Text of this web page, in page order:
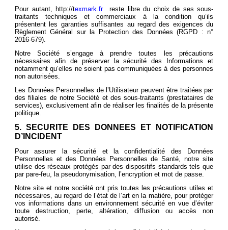
Pour autant, http://texmark.fr reste libre du choix de ses sous-
traitants techniques et commerciaux à la condition qu’ils
présentent les garanties suffisantes au regard des exigences du
Règlement Général sur la Protection des Données (RGPD : n°
2016-679).
Notre Société s’engage à prendre toutes les précautions
nécessaires afin de préserver la sécurité des Informations et
notamment qu’elles ne soient pas communiquées à des personnes
non autorisées.
Les Données Personnelles de l’Utilisateur peuvent être traitées par
des filiales de notre Société et des sous-traitants (prestataires de
services), exclusivement afin de réaliser les finalités de la présente
politique.
5. SECURITE DES DONNEES ET NOTIFICATION
D’INCIDENT
Pour assurer la sécurité et la confidentialité des Données
Personnelles et des Données Personnelles de Santé, notre site
utilise des réseaux protégés par des dispositifs standards tels que
par pare-feu, la pseudonymisation, l’encryption et mot de passe.
Notre site et notre société ont pris toutes les précautions utiles et
nécessaires, au regard de l’état de l’art en la matière, pour protéger
vos informations dans un environnement sécurité en vue d’éviter
toute destruction, perte, altération, diffusion ou accès non
autorisé.